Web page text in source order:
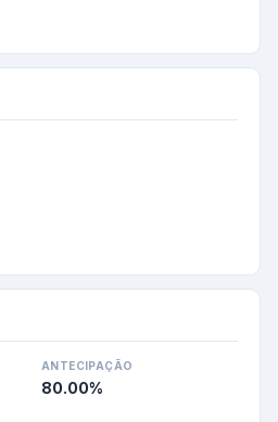
ANTECIPAÇÃO
80.00%